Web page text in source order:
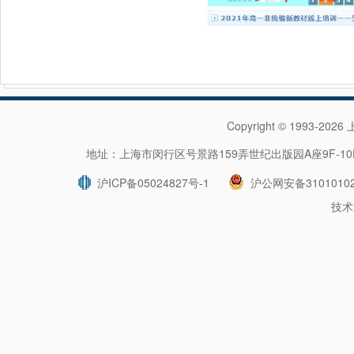
Copyright © 1993-2026
地址：上海市闵行区号景路159弄世纪出版园A座
沪ICP备05024827号-1
沪公网安备
技